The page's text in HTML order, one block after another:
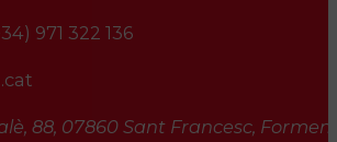
971 322 136
88, 07860 Sant Francesc,